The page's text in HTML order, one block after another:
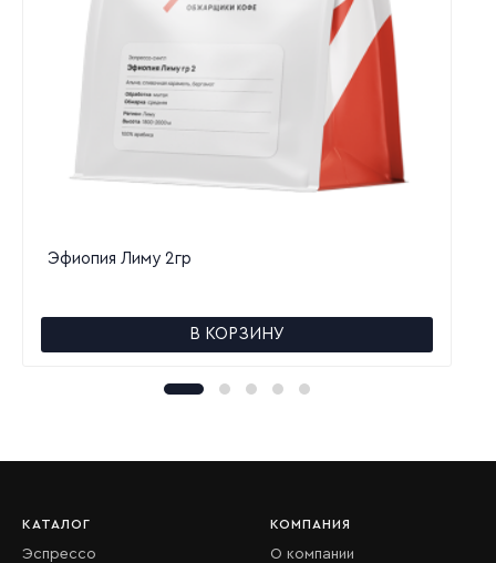
Эфиопия Лиму 2гр
В КОРЗИНУ
КАТАЛОГ
Эспрессо
КОМПАНИЯ
О компании